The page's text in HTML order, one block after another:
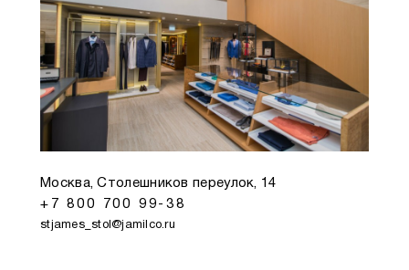
Москва, Столешников переулок, 14
+7 800 700 99-38
stjames_stol@jamilco.ru